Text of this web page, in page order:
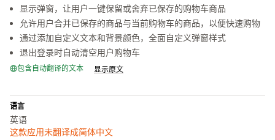
显示弹窗，让用户一键保留或舍弃已保存的购物车商品
允许用户合并已保存的商品与当前购物车的商品，以便快速购物
通过添加自定义文本和背景颜色，全面自定义弹窗样式
退出登录时自动清空用户购物车
包含自动翻译的文本 显示原文
语言
英语
这款应用未翻译成简体中文